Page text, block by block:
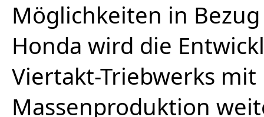
Möglichkeiten in
Honda wird die
Viertakt-Triebwerks
Massenproduktion